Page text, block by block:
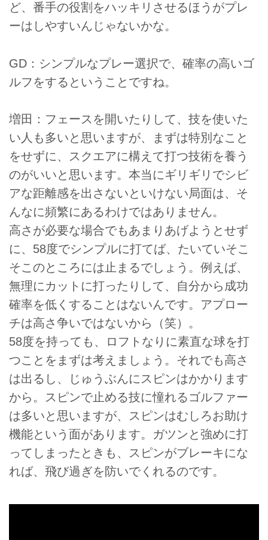
ど、番手の役割をハッキリさせるほうがプレ
ーはしやすいんじゃないかな。
GD：シンプルなプレー選択で、確率の高いゴ
ルフをするということですね。
増田：フェースを開いたりして、技を使いた
い人も多いと思いますが、まずは特別なこと
をせずに、スクエアに構えて打つ技術を養う
のがいいと思います。本当にギリギリでシビ
アな距離感を出さないといけない局面は、そ
んなに頻繁にあるわけではありません。
高さが必要な場合でもあまりあげようとせず
に、58度でシンプルに打てば、たいていそこ
そこのところには止まるでしょう。例えば、
無理にカットに打ったりして、自分から成功
確率を低くすることはないんです。アプロー
チは高さ争いではないから（笑）。
58度を持っても、ロフトなりに素直な球を打
つことをまずは考えましょう。それでも高さ
は出るし、じゅうぶんにスピンはかかります
から。スピンで止める技に憧れるゴルファー
は多いと思いますが、スピンはむしろお助け
機能という面があります。ガツンと強めに打
ってしまったときも、スピンがブレーキにな
れば、飛び過ぎを防いでくれるのです。